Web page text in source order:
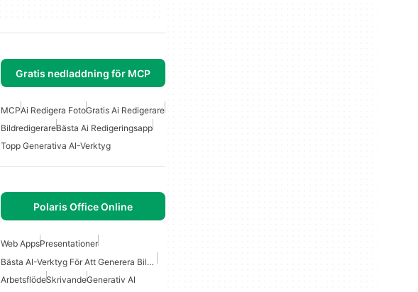
Gratis nedladdning för MCP
MCPAi Redigera FotoGratis Ai Redigerare
BildredigerareBästa Ai Redigeringsapp
Topp Generativa AI-Verktyg
Polaris Office Online
Web AppsPresentationer
Bästa AI-Verktyg För Att Generera Bilder
ArbetsflödeSkrivandeGenerativ AI